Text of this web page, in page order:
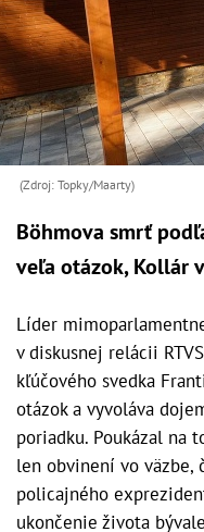
(Zdroj: Topky/Maarty)
Böhmova smrť
veľa otázok, Kollár
Líder
v diskusnej relácii
kľúčového svedka
otázok a vyvoláva
poriadku. Poukázal na
len obvinení vo väzbe,
policajného
ukončenie života